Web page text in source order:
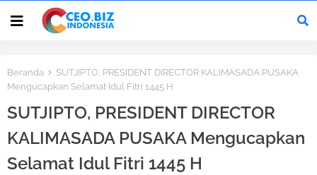
Beranda
SUTJIPTO, PRESIDENT DIRECTOR KALIMASADA PUSAKA
Mengucapkan Selamat Idul Fitri 1445 H
SUTJIPTO, PRESIDENT DIRECTOR
KALIMASADA PUSAKA Mengucapkan
Selamat Idul Fitri 1445 H